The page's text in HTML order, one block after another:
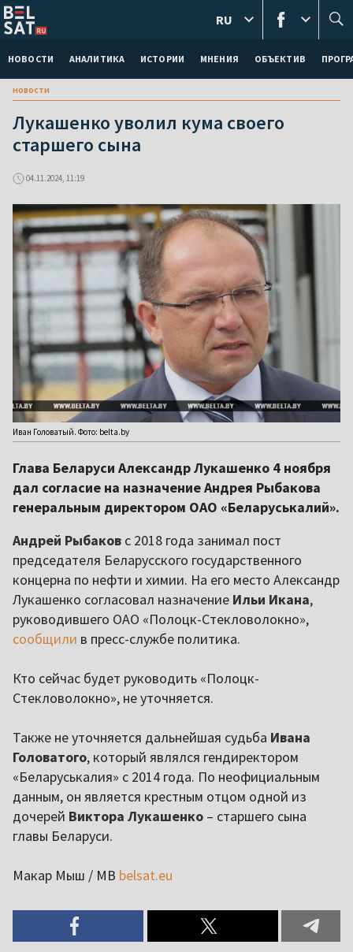
НОВОСТИ АНАЛИТИКА ИСТОРИИ МНЕНИЯ ОБЪЕКТИВ
RU
новости
Лукашенко уволил кума своего
старшего сына
04.11.2024, 11:19
Иван Головатый. Фото: belta.by
Глава Беларуси Александр Лукашенко 4 ноября
дал согласие на назначение Андрея Рыбакова
генеральным директором ОАО «Беларуськалий».
Андрей Рыбаков с 2018 года занимал пост
председателя Беларусского государственного
концерна по нефти и химии. На его место Александр
Лукашенко согласовал назначение Ильи Икана,
руководившего ОАО «Полоцк-Стекловолокно»,
сообщили в пресс-службе политика.
Кто сейчас будет руководить «Полоцк-
Стекловолокно», не уточняется.
Также не уточняется дальнейшая судьба Ивана
Головатого, который являлся гендиректором
«Беларуськалия» с 2014 года. По неофициальным
данным, он является крестным отцом одной из
дочерей Виктора Лукашенко – старшего сына
главы Беларуси.
Макар Мыш / МВ belsat.eu